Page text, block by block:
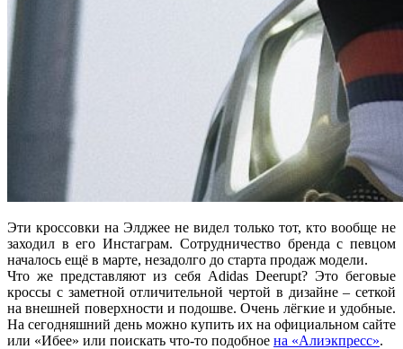
Эти кроссовки на Элджее не видел только тот, кто вообще не
заходил в его Инстаграм. Сотрудничество бренда с певцом
началось ещё в марте, незадолго до старта продаж модели.
Что же представляют из себя Adidas Deerupt? Это беговые
кроссы с заметной отличительной чертой в дизайне – сеткой
на внешней поверхности и подошве. Очень лёгкие и удобные.
На сегодняшний день можно купить их на официальном сайте
или «Ибее» или поискать что-то подобное на «Алиэкпресс».